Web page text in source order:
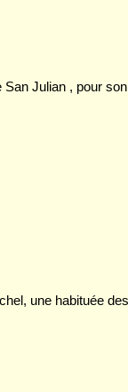
San Julian , pour
une habituée